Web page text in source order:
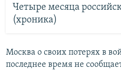
Четыре месяца
(хроника)
Москва о своих потерях в
последнее время не